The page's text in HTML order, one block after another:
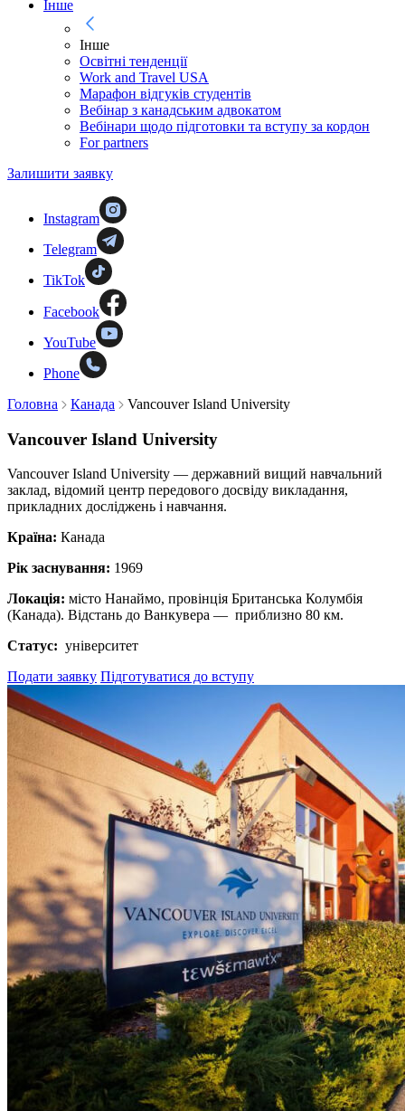
Інше
Інше
Освітні тенденції
Work and Travel USA
Марафон відгуків студентів
Вебінар з канадським адвокатом
Вебінари щодо підготовки та вступу за кордон
For partners
Залишити заявку
Instagram
Telegram
TikTok
Facebook
YouTube
Phone
Головна
Канада Vancouver Island University
Vancouver Island University
Vancouver Island University — державний вищий навчальний
заклад, відомий центр передового досвіду викладання,
прикладних досліджень і навчання.
Країна: Канада
Рік заснування: 1969
Локація: місто Нанаймо, провінція Британська Колумбія
(Канада). Відстань до Ванкувера — приблизно 80 км.
Статус: університет
Подати заявку Підготуватися до вступу